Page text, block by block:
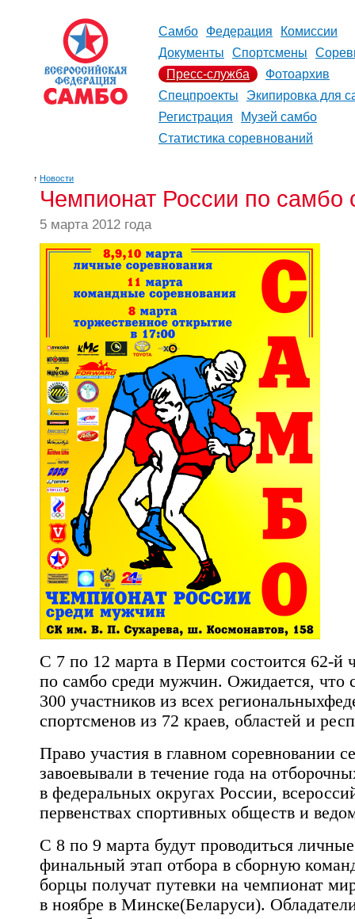
Самбо Федерация
Комиссии
Документы
Спортсмены
Пресс-служба
Фотоархив
Спецпроекты
Экипировка для
Регистрация
Музей самбо
Статистика соревнований
↑ Новости
Чемпионат России по самбо
5 марта 2012 года
С 7 по 12 марта в Перми состоится 62-й
по самбо среди мужчин. Ожидается, что
300 участников из всех
спортсменов из 72 краев, областей и
Право участия в главном соревновании
завоевывали в течение года на
в федеральных округах России,
первенствах спортивных обществ и
С 8 по 9 марта будут проводиться
финальный этап отбора в сборную
борцы получат путевки на чемпионат
в ноябре в Минске(Беларуси).